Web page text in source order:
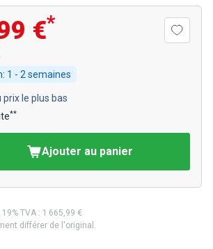
€*
1 - 2 semaines
prix le plus bas
**
Ajouter au panier
TVA : 1 665,99 €
différer de l'original.